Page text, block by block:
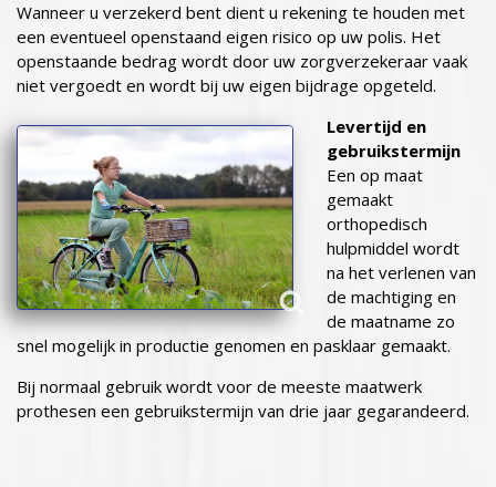
Wanneer u verzekerd bent dient u rekening te houden met
een eventueel openstaand eigen risico op uw polis. Het
openstaande bedrag wordt door uw zorgverzekeraar vaak
niet vergoedt en wordt bij uw eigen bijdrage opgeteld.
Levertijd en
gebruikstermijn
Een op maat
gemaakt
orthopedisch
hulpmiddel wordt
na het verlenen van
de machtiging en
de maatname zo
snel mogelijk in productie genomen en pasklaar gemaakt.
Bij normaal gebruik wordt voor de meeste maatwerk
prothesen een gebruikstermijn van drie jaar gegarandeerd.